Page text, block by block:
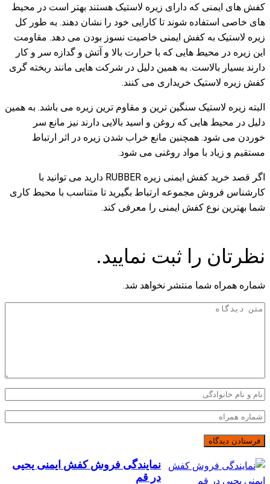
کفش های ایمنی که دارای زیره لاستیک هستند بهتر است در محیط
های خاصی استفاده شوند تا کارایی خود را نشان دهند. به طور کل
زیره لاستیک به کفش ایمنی خاصیت نسوز بودن می دهد. مقاومت
این زیره در محیط هایی که با حرارت بالا و آتش و گدازه سر و کار
دارند بسیار بالاست. به همین دلیل در شرکت هایی مانند ربخته گری
کفش زیره لاستیک خریداری می کنند.
البته زیره لاستیک سنگین ترین و مقاوم ترین زیره می باشد. به همین
دلیل در محیط هایی که روغن و اسید بالایی دارند نیز مانع سر
خوردن می شود. همچنین مانع خراب شدن زیره در اثر ارتباط
مستقیم و زیاد با مواد روغنی می شود.
اگر قصد خرید کفش ایمنی زیره RUBBER دارید می توانید با
کارشناس فروش مجموعه ارتباط بگیرید تا متناسب با محیط کاری
شما بهترین نوع کفش ایمنی را معرفی کند.
نظرتان را ثبت نمایید.
شماره همراه شما منتشر نخواهد شد.
نمایندگی فروش کفش ایمنی یحیی
در قم